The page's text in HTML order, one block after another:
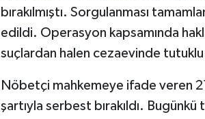
bırakılmıştı. Sorgulanması
edildi. Operasyon kapsamında
suçlardan halen cezaevinde
Nöbetçi mahkemeye ifade veren
şartıyla serbest bırakıldı.